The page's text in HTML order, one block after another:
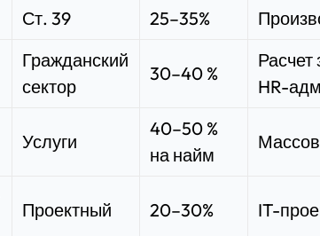
Ст. 39 25–35%
Гражданский
сектор
30–40 %
Расчет
HR-
Услуги
40–50 %
на найм
Проектный 20–30% IT-